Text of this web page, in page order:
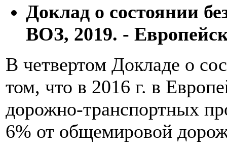
Доклад о состоянии
ВОЗ, 2019. -
В четвертом Докладе о
том, что в 2016 г. в
дорожно-транспортных
6% от общемировой